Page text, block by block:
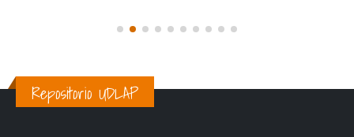
Repositorio UDLAP